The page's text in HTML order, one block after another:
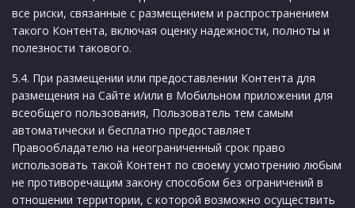
все риски, связанные с размещением и распространением
такого Контента, включая оценку надежности, полноты и
полезности такового.
5.4. При размещении или предоставлении Контента для
размещения на Сайте и/или в Мобильном приложении для
всеобщего пользования, Пользователь тем самым
автоматически и бесплатно предоставляет
Правообладателю на неограниченный срок право
использовать такой Контент по своему усмотрению любым
не противоречащим закону способом без ограничений в
отношении территории, с которой возможно осуществить